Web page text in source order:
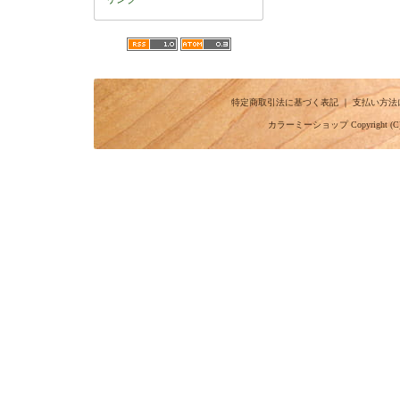
特定商取引法に基づく表記｜支払い方法
カラーミーショップCopyright